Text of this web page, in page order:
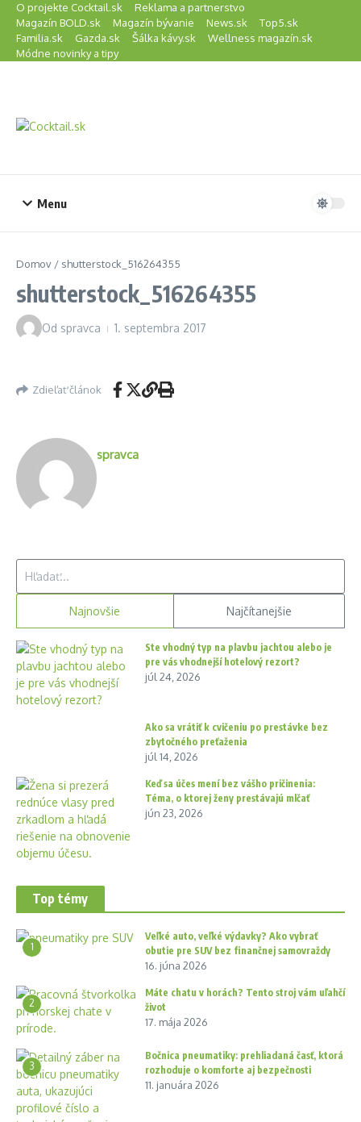
Preskočiť na obsah
O projekte Cocktail.sk
Reklama a partnerstvo
Magazín BOLD.sk
Magazín bývanie News.sk
Top5.sk
Familia.sk
Gazda.sk Šálka kávy.sk
Wellness magazín.sk
Módne novinky a tipy
Menu
Domov / shutterstock_516264355
shutterstock_516264355
Od spravca 1. septembra 2017
Zdieľať článok
spravca
Najnovšie Najčítanejšie
Ste vhodný typ na plavbu jachtou alebo je
pre vás vhodnejší hotelový rezort?
júl 24, 2026
Ako sa vrátiť k cvičeniu po prestávke bez
zbytočného preťaženia
júl 14, 2026
Keď sa účes mení bez vášho pričinenia:
Téma, o ktorej ženy prestávajú mlčať
jún 23, 2026
Top témy
1
Veľké auto, veľké výdavky? Ako vybrať
obutie pre SUV bez finančnej samovraždy
16. júna 2026
2
Máte chatu v horách? Tento stroj vám uľahčí
život
17. mája 2026
3
Bočnica pneumatiky: prehliadaná časť, ktorá
rozhoduje o komforte aj bezpečnosti
11. januára 2026